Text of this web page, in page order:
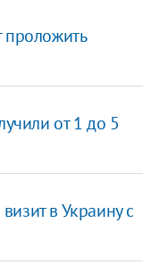
проложить
от 1 до 5
в Украину с